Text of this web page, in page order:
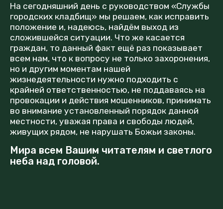
На сегодняшний день с руководством «Службы
городских кладбищ» мы решаем, как исправить
положение и, надеюсь, найдём выход из
сложившейся ситуации. Что же касается
граждан, то данный факт ещё раз показывает
всем нам, что к вопросу не только захоронения,
но и другим моментам нашей
жизнедеятельности нужно подходить с
крайней ответственностью, не поддаваясь на
провокации и действия мошенников, принимать
во внимание установленный порядок данной
местности, уважая права и свободы людей,
живущих рядом, не нарушать Божьи законы.
Мира всем Вашим читателям и светлого
неба над головой.